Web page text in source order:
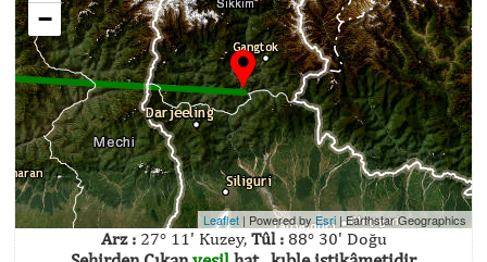
−
Leaflet | Powered byEsri |Earthstar Geographics
Arz :27° 11' Kuzey, Tûl :88° 30' Doğu